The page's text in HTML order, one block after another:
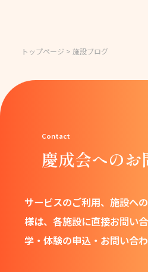
トップページ > 施設ブログ
慶成会へのお
サービスのご利用、施設へ
様は、 各施設に直接お問い
学・体験の申込・お問い合